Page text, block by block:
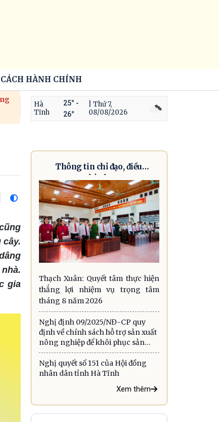
HÀNH CHÍNH
Hà
Tĩnh
25° -
26°
| Thứ 7,
08/08/2026
cây.
gia
Thông tin chỉ đạo, điều
hành
Thạch Xuân: Quyết tâm thực hiện
thắng lợi nhiệm vụ trọng tâm
tháng 8 năm 2026
Nghị định 09/2025/NĐ-CP quy
định về chính sách hỗ trợ sản xuất
nông nghiệp để khôi phục sản
xuất vùng bị thiệt hại do thiên tai,
dịch hại thực vật
Nghị quyết số 151 của Hội đồng
nhân dân tỉnh Hà Tĩnh
Xem thêm